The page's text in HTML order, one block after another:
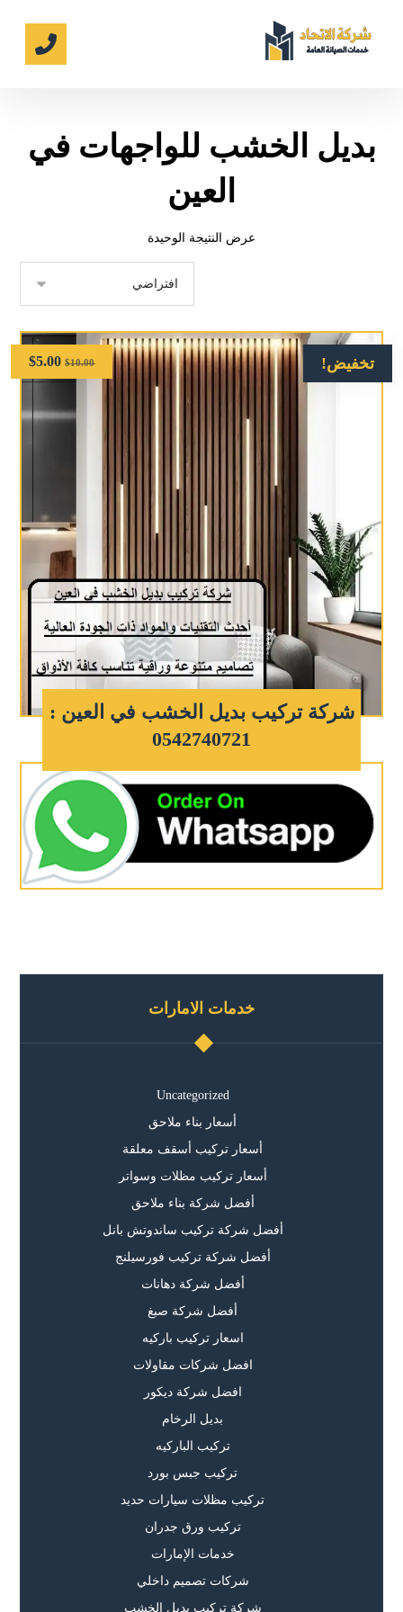
بديل الخشب للواجهات في
العين
عرض النتيجة الوحيدة
تخفيض!
شركة تركيب بديل الخشب في العين :
0542740721
$10.00
$5.00
خدمات الامارات
Uncategorized
أسعار بناء ملاحق
أسعار تركيب أسقف معلقة
أسعار تركيب مظلات وسواتر
أفضل شركة بناء ملاحق
أفضل شركة تركيب ساندوتش بانل
أفضل شركة تركيب فورسيلنج
أفضل شركة دهانات
أفضل شركة صبغ
اسعار تركيب باركيه
افضل شركات مقاولات
افضل شركة ديكور
بديل الرخام
تركيب الباركيه
تركيب جبس بورد
تركيب مظلات سيارات حديد
تركيب ورق جدران
خدمات الإمارات
شركات تصميم داخلي
شركة تركيب بديل الخشب